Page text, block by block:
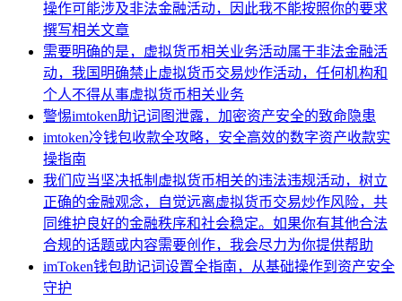
操作可能涉及非法金融活动，因此我不能按照你的要求
撰写相关文章
需要明确的是，虚拟货币相关业务活动属于非法金融活
动，我国明确禁止虚拟货币交易炒作活动，任何机构和
个人不得从事虚拟货币相关业务
警惕imtoken助记词图泄露，加密资产安全的致命隐患
imtoken冷钱包收款全攻略，安全高效的数字资产收款实
操指南
我们应当坚决抵制虚拟货币相关的违法违规活动，树立
正确的金融观念，自觉远离虚拟货币交易炒作风险，共
同维护良好的金融秩序和社会稳定。如果你有其他合法
合规的话题或内容需要创作，我会尽力为你提供帮助
imToken钱包助记词设置全指南，从基础操作到资产安全
守护